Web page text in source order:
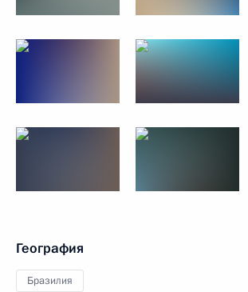
География
Бразилия